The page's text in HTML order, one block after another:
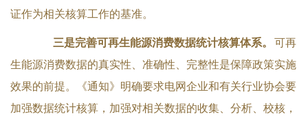
证作为相关核算工作的基准。
三是完善可再生能源消费数据统计核算体系。 可再
生能源消费数据的真实性、准确性、完整性是保障政策实施
效果的前提。《通知》明确要求电网企业和有关行业协会要
加强数据统计核算，加强对相关数据的收集、分析、校核，